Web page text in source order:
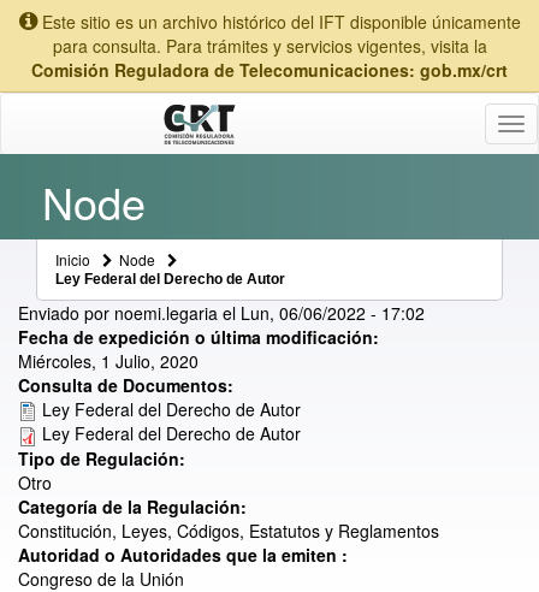
Este sitio es un archivo histórico del IFT disponible únicamente
para consulta. Para trámites y servicios vigentes, visita la
Comisión Reguladora de Telecomunicaciones: gob.mx/crt
Node
Inicio Node
Ley Federal del Derecho de Autor
Enviado por noemi.legaria el Lun, 06/06/2022 - 17:02
Fecha de expedición o última modificación:
Miércoles, 1 Julio, 2020
Consulta de Documentos:
Ley Federal del Derecho de Autor
Ley Federal del Derecho de Autor
Tipo de Regulación:
Otro
Categoría de la Regulación:
Constitución, Leyes, Códigos, Estatutos y Reglamentos
Autoridad o Autoridades que la emiten :
Congreso de la Unión